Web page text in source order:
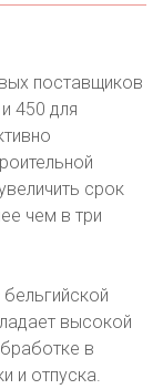
поставщиков
450 для
срок
чем в три
высокой
в
и отпуска.